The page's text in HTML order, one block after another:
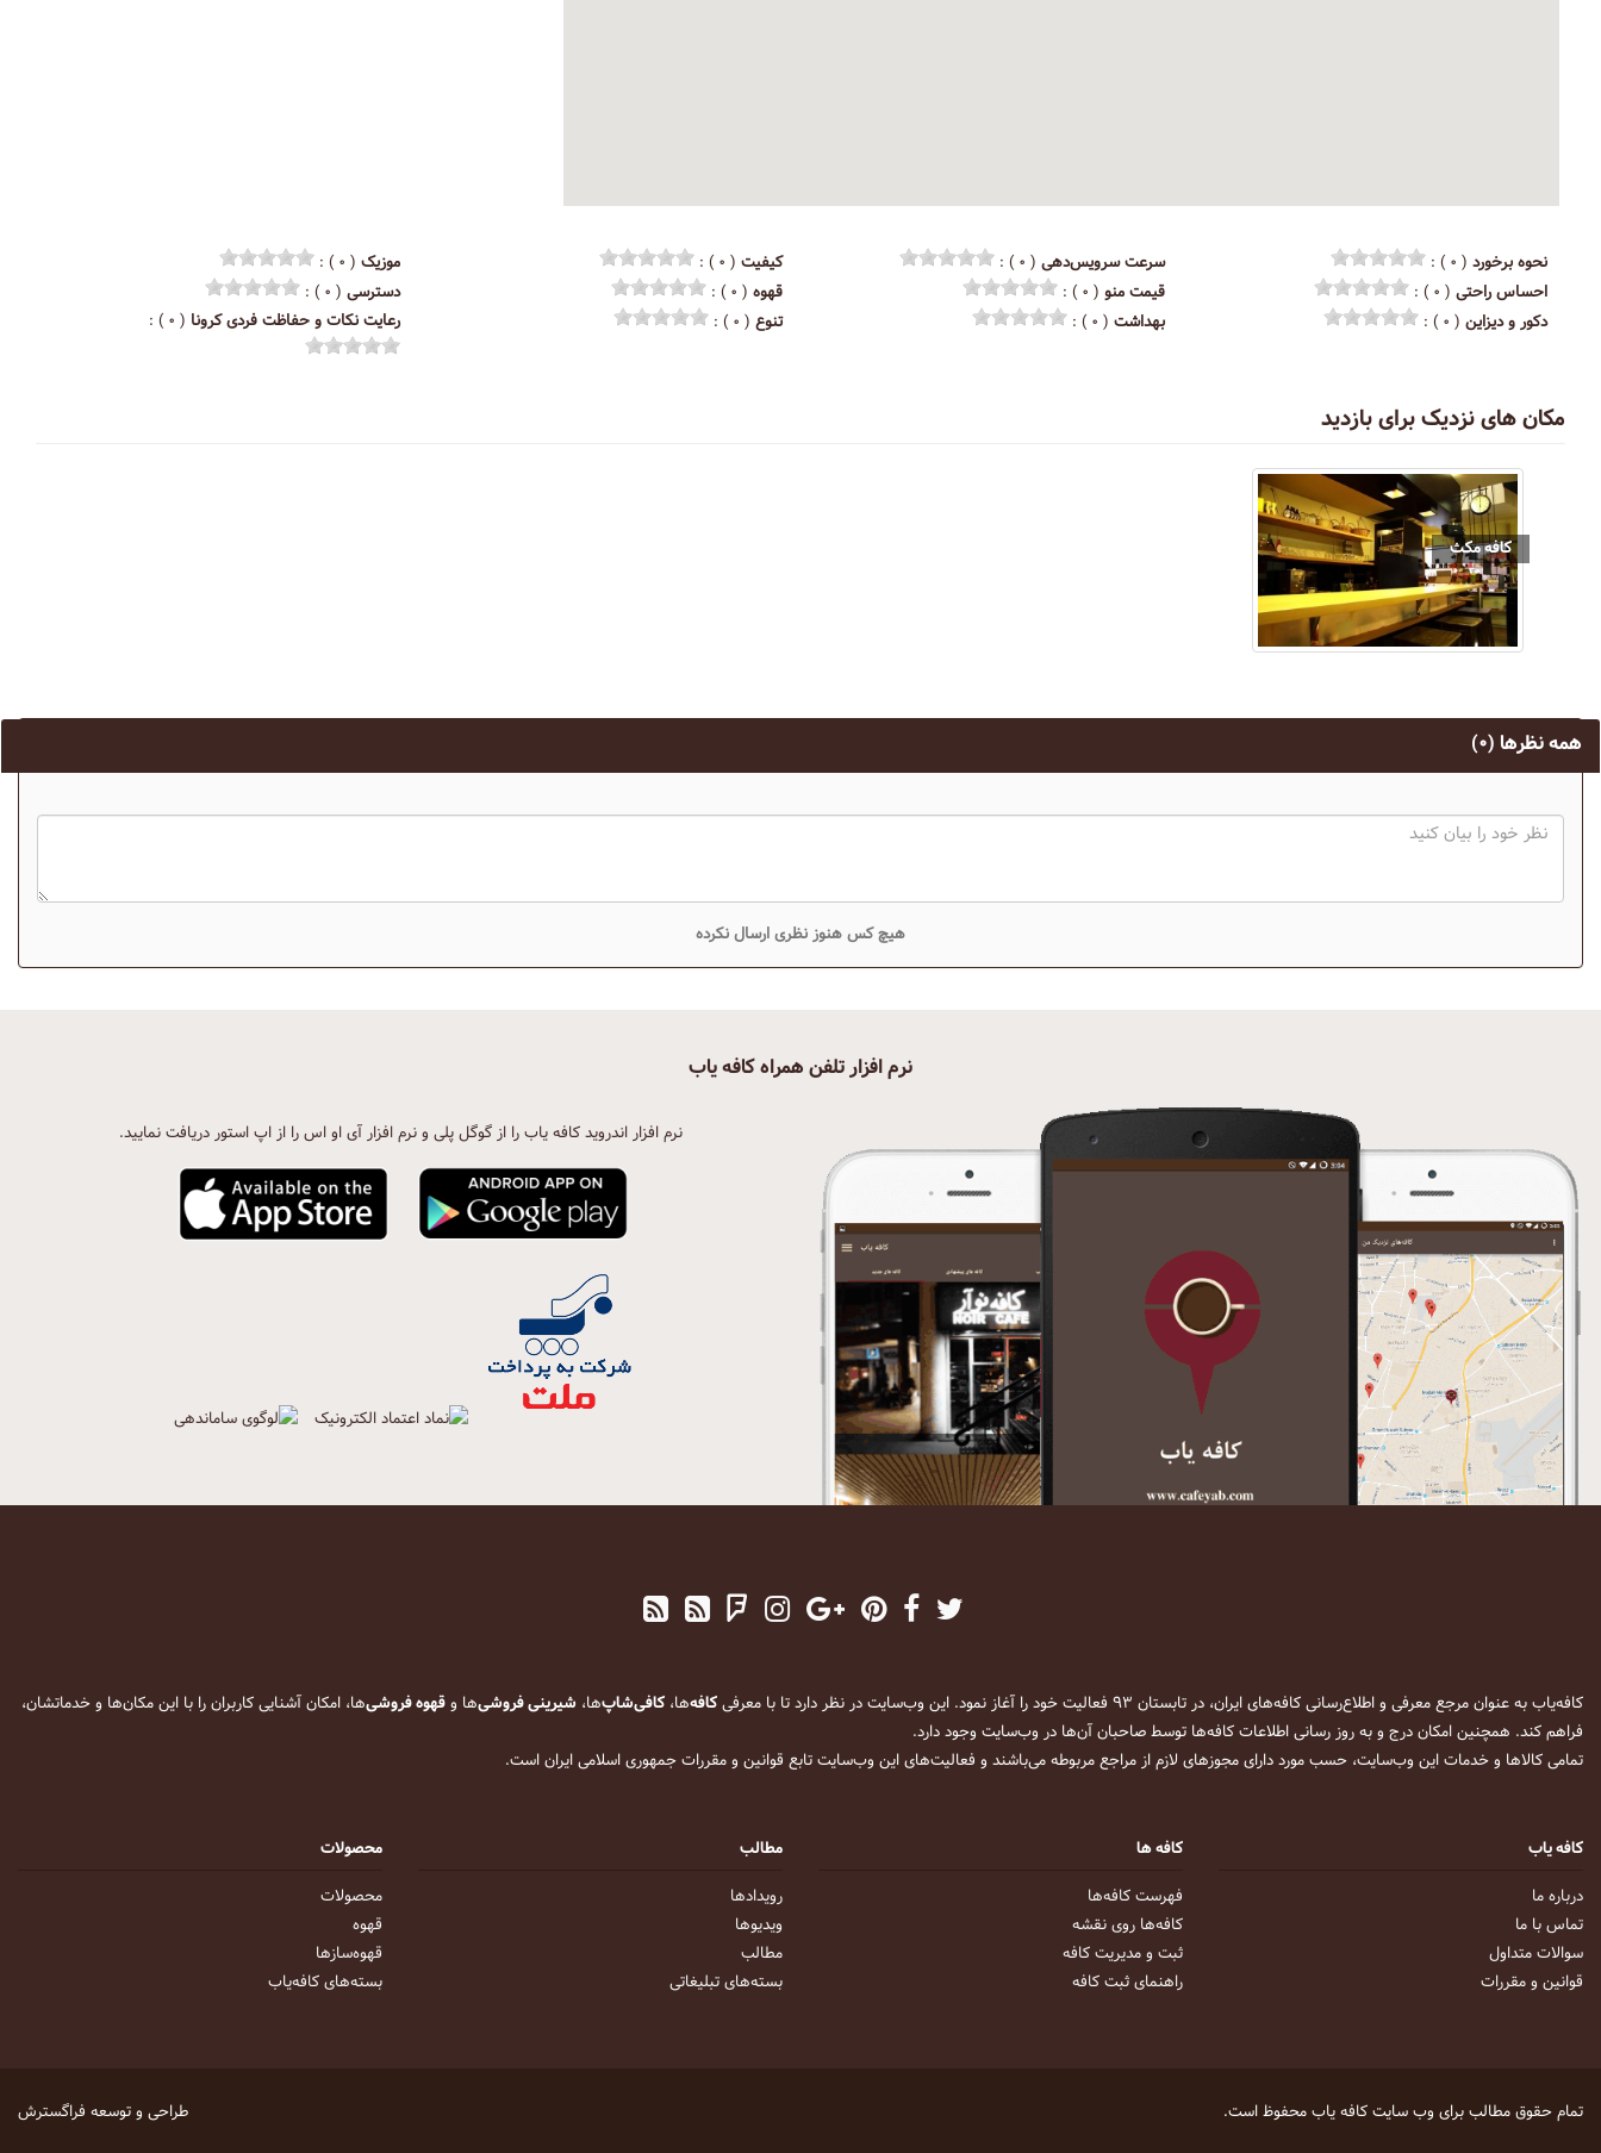
نحوه برخورد ( ۰ ) : سرعت سرویس‌دهی ( ۰ ) : کیفیت ( ۰ ) : موزیک ( ۰ ) :
احساس راحتی ( ۰ ) : قیمت منو ( ۰ ) : قهوه ( ۰ ) : دسترسی ( ۰ ) :
دکور و دیزاین ( ۰ ) : بهداشت ( ۰ ) : تنوع ( ۰ ) : رعایت نکات و حفاظت فردی کرونا ( ۰ ) :
مکان های نزدیک برای بازدید
کافه مکث
همه نظرها (۰)
هیچ کس هنوز نظری ارسال نکرده
نرم افزار تلفن همراه کافه یاب
نرم افزار اندروید کافه یاب را از گوگل پلی و نرم افزار آی او اس را از اپ استور دریافت نمایید.
کافه‌یاب به عنوان مرجع معرفی و اطلاع‌رسانی کافه‌های ایران، در تابستان ۹۳ فعالیت خود را آغاز نمود. این وب‌سایت در نظر دارد تا با معرفی کافه‌ها، کافی‌شاپ‌ها، شیرینی فروشی‌ها وقهوه فروشی‌ها، امکان آشنایی کاربران را با این مکان‌ها و خدماتشان،
فراهم کند. همچنین امکان درج و به روز رسانی اطلاعات کافه‌ها توسط صاحبان آن‌ها در وب‌سایت وجود دارد.
تمامی کالاها و خدمات این وب‌سایت، حسب مورد دارای مجوزهای لازم از مراجع مربوطه می‌باشند و فعالیت‌های این وب‌سایت تابع قوانین و مقررات جمهوری اسلامی ایران است.
کافه یاب
درباره ما
تماس با ما
سوالات متداول
قوانین و مقررات
کافه ها
فهرست کافه‌ها
کافه‌ها روی نقشه
ثبت و مدیریت کافه
راهنمای ثبت کافه
مطالب
رویداد‌ها
ویدیو‌ها
مطالب
بسته‌های تبلیغاتی
محصولات
محصولات
قهوه
قهوه‌ساز‌ها
بسته‌های کافه‌یاب
تمام حقوق مطالب برای وب سایتکافه یابمحفوظ است. طراحی و توسعه فراگسترش